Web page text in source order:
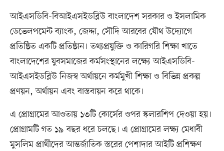
আইএসডিবি-বিআইএসইডব্লিউ বাংলাদেশ সরকার ও ইসলামিক
ডেভেলপমেন্ট ব্যাংক, জেদ্দা, সৌদি আরবের যৌথ উদ্যোগে
প্রতিষ্ঠিত একটি প্রতিষ্ঠান। তথ্যপ্রযুক্তি ও কারিগরি শিক্ষা খাতে
বাংলাদেশের যুবসমাজের কর্মসংস্থানের লক্ষ্যে আইএসডিবি-
আইএসইডব্লিউ নিজস্ব অর্থায়নে কর্মমুখী শিক্ষা ও বিভিন্ন প্রকল্প
প্রণয়ন, অর্থায়ন এবং বাস্তবায়ন করে থাকে।
এ প্রোগ্রামের আওতায় ১৩টি কোর্সের ওপর স্কলারশিপ দেওয়া হয়।
প্রোগ্রামটি গত ১৯ বছর ধরে চলছে। এ প্রোগ্রামের লক্ষ্য মেধাবী
মুসলিম প্রার্থীদের আন্তর্জাতিক স্তরের পেশাদার আইটি প্রশিক্ষণ